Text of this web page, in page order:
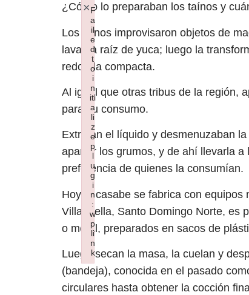
¿Cómo lo preparaban los taínos y
Los tainos improvisaron objetos de
lavar la raíz de yuca; luego la
redonda compacta.
Al igual que otras tribus de la región,
para su consumo.
Extraían el líquido y desmenuzaban
apartar los grumos, y de ahí llevarla
preferencia de quienes la consumían.
Hoy el casabe se fabrica con
Villa Mella, Santo Domingo Norte, es
o metal, preparados en sacos de
Luego secan la masa, la cuelan y
(bandeja), conocida en el pasado
circulares hasta obtener la cocción
F
a
il
e
d
t
o
i
n
iti
a
li
z
e
p
l
u
g
i
n
:
w
p
li
n
k
×
Failed to initialize plugin: wplink